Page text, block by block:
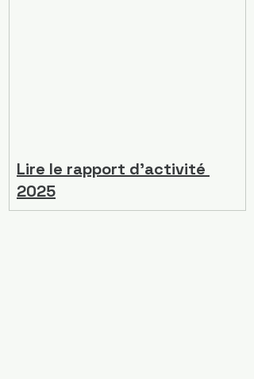
Lire le rapport d'activité
2025